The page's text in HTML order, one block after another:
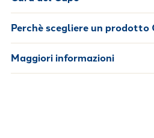
Perchè scegliere un prodotto
Maggiori informazioni